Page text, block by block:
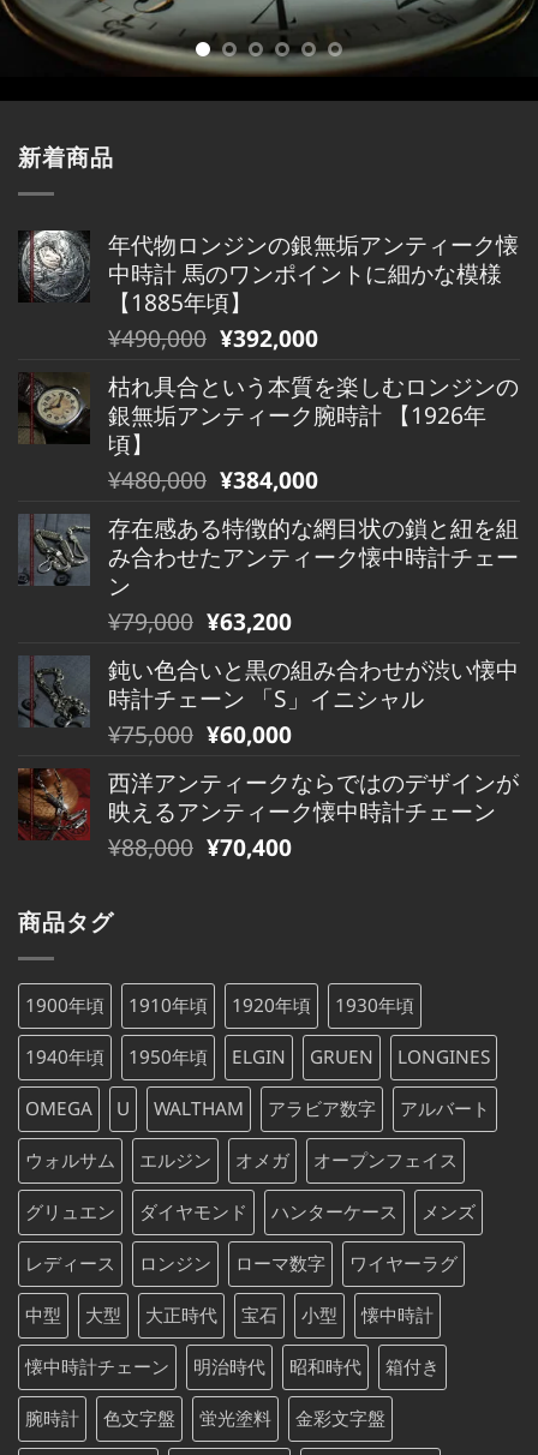
新着商品
年代物ロンジンの銀無垢アンティーク懐
中時計 馬のワンポイントに細かな模様
【1885年頃】
元
価
格
は
¥490,000
で
し
た。
¥490,000 現
の
価
は
¥490,000
で
す。
¥392,000
枯れ具合という本質を楽しむロンジンの
銀無垢アンティーク腕時計 【1926年
頃】
元
価
格
は
¥480,000
で
し
た。
¥480,000 現
の
価
は
¥480,000
で
す。
¥384,000
存在感ある特徴的な網目状の鎖と紐を組
み合わせたアンティーク懐中時計チェー
ン
元
価
格
は
¥79,000
で
し
た。
¥79,000 現
の
価
格
は
¥79,000
で
す。
¥63,200
鈍い色合いと黒の組み合わせが渋い懐中
時計チェーン 「S」イニシャル
元
価
格
は
で
¥75,000 現
の
価
格
¥60,000
西洋アンティークならではのデザインが
映えるアンティーク懐中時計チェーン
元
価
¥88,000
で
た。
¥88,000 現
は
¥88,000
で
す。
¥70,400
商品タグ
1900年頃 1910年頃 1920年頃 1930年頃
1940年頃 1950年頃 ELGIN GRUEN LONGINES
OMEGA U WALTHAM アラビア数字 アルバート
ウォルサム エルジン オメガ オープンフェイス
グリュエン ダイヤモンド ハンターケース メンズ
レディース ロンジン ローマ数字 ワイヤーラグ
中型 大型 大正時代 宝石 小型 懐中時計
懐中時計チェーン 明治時代 昭和時代 箱付き
腕時計 色文字盤 蛍光塗料 金彩文字盤